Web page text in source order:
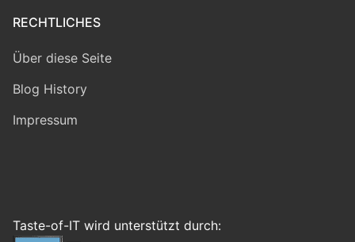
RECHTLICHES
Über diese Seite
Blog History
Impressum
Taste-of-IT wird unterstützt durch: